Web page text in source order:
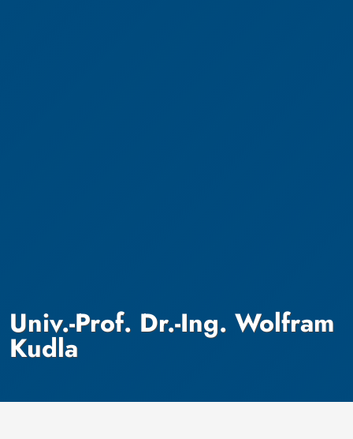
Univ.-Prof. Dr.-Ing. Wolfram
Kudla